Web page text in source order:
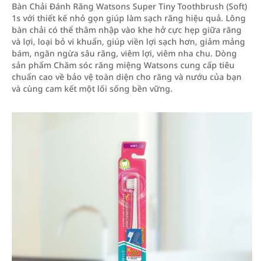
Bàn Chải Đánh Răng Watsons Super Tiny Toothbrush (Soft)
1s với thiết kế nhỏ gọn giúp làm sạch răng hiệu quả. Lông
bàn chải có thể thâm nhập vào khe hở cực hẹp giữa răng
và lợi, loại bỏ vi khuẩn, giúp viền lợi sạch hơn, giảm mảng
bám, ngăn ngừa sâu răng, viêm lợi, viêm nha chu. Dòng
sản phẩm Chăm sóc răng miệng Watsons cung cấp tiêu
chuẩn cao về bảo vệ toàn diện cho răng và nướu của bạn
và cùng cam kết một lối sống bền vững.